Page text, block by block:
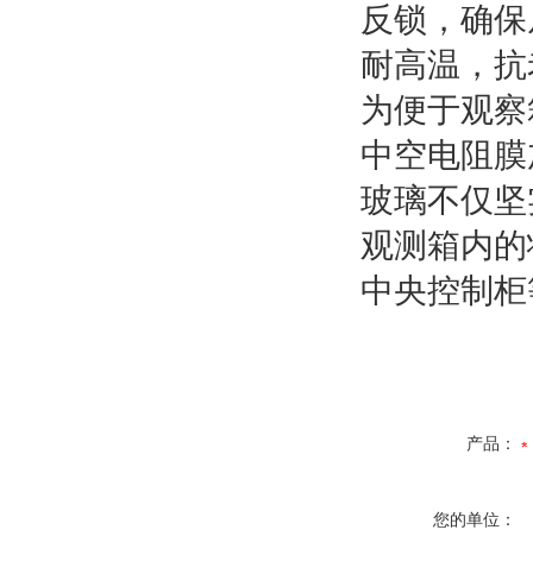
反锁，确
耐高温，
为便于观
中空电阻
玻璃不仅
观测箱内
中央控制
产品：
您的单位：